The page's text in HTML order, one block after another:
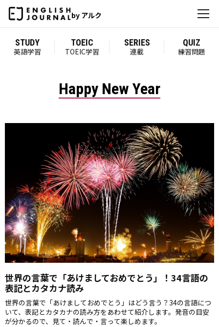
by アルク
STUDY
英語学習
TOEIC
TOEIC学習
SERIES
連載
QUIZ
練習問題
Happy New Year
世界の言葉で「あけましておめでとう」！34言語の
表記とカタカナ読み
世界の言葉で「あけましておめでとう」はどう言う？34の言語につ
いて、表記とカタカナの読み方をあわせて紹介します。発音の目安
が分かるので、見て・読んで・言って楽しめます。